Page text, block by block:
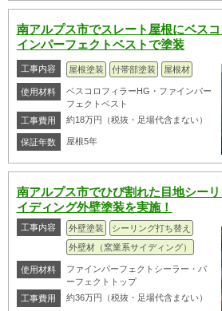
南アルプス市でスレート屋根にベス
インパーフェクトベストで塗装
工事内容 屋根塗装 付帯部塗装 屋根材
使用材料
ベスコロフィラーHG・ファインパー
フェクトベスト
工事費用
約18万円（税抜・足場代含まない）
保証年数 屋根5年
南アルプス市でひび割れた目地シー
イディング外壁塗装を実施！
工事内容 外壁塗装
シーリング打ち替え
外壁材（窯業系サイディング）
使用材料
ファインパーフェクトシーラー・パ
ーフェクトトップ
工事費用
約36万円（税抜・足場代含まない）